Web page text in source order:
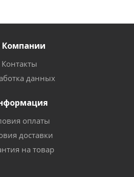
Контакты
данных
оплаты
доставки
на товар